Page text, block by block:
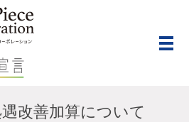
メ
改善加算について